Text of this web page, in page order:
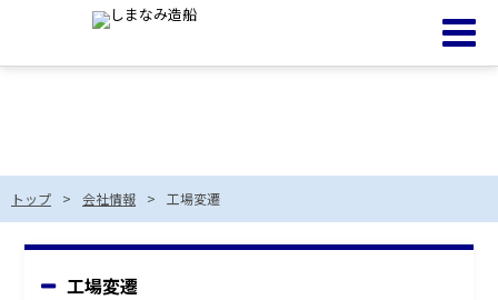
トップ 会社情報 工場変遷
工場変遷